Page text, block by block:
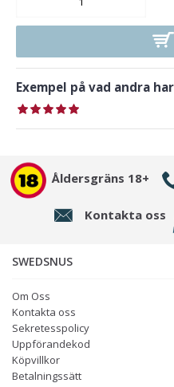
Exempel på vad andra
Åldersgräns 18+
Kontakta oss
SWEDSNUS
Om Oss
Kontakta oss
Sekretesspolicy
Uppförandekod
Köpvillkor
Betalningssätt